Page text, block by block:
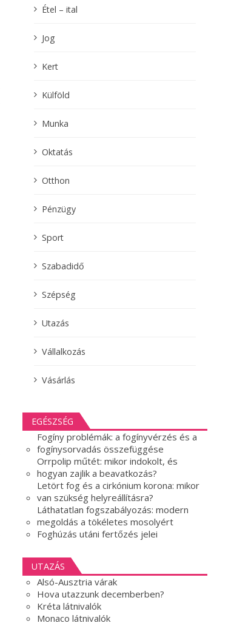
Étel – ital
Jog
Kert
Külföld
Munka
Oktatás
Otthon
Pénzügy
Sport
Szabadidő
Szépség
Utazás
Vállalkozás
Vásárlás
EGÉSZSÉG
Fogíny problémák: a fogínyvérzés és a
fogínysorvadás összefüggése
Orrpolip műtét: mikor indokolt, és
hogyan zajlik a beavatkozás?
Letört fog és a cirkónium korona: mikor
van szükség helyreállításra?
Láthatatlan fogszabályozás: modern
megoldás a tökéletes mosolyért
Foghúzás utáni fertőzés jelei
UTAZÁS
Alsó-Ausztria várak
Hova utazzunk decemberben?
Kréta látnivalók
Monaco látnivalók